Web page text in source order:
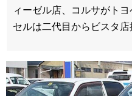
ィーゼル店、コルサがト
セルは二代目からビスタ店